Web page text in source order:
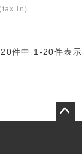
20件中 1 -20件表示